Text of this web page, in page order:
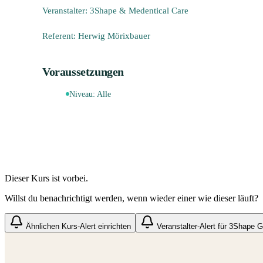
Veranstalter: 3Shape & Medentical Care
Referent: Herwig Mörixbauer
Voraussetzungen
Niveau: Alle
Dieser Kurs ist vorbei.
Willst du benachrichtigt werden, wenn wieder einer wie dieser läuft?
Ähnlichen Kurs-Alert einrichten Veranstalter-Alert für 3Shape